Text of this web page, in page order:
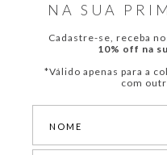
NA SUA
Cadastre-se, receba
10% off na
*Válido apenas para a
com